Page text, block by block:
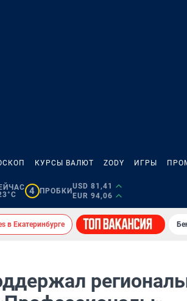
КУРСЫ ВАЛЮТ ZODY ИГРЫ
4 ПРОБКИ
USD 81,41
EUR 94,06
в Екатеринбурге